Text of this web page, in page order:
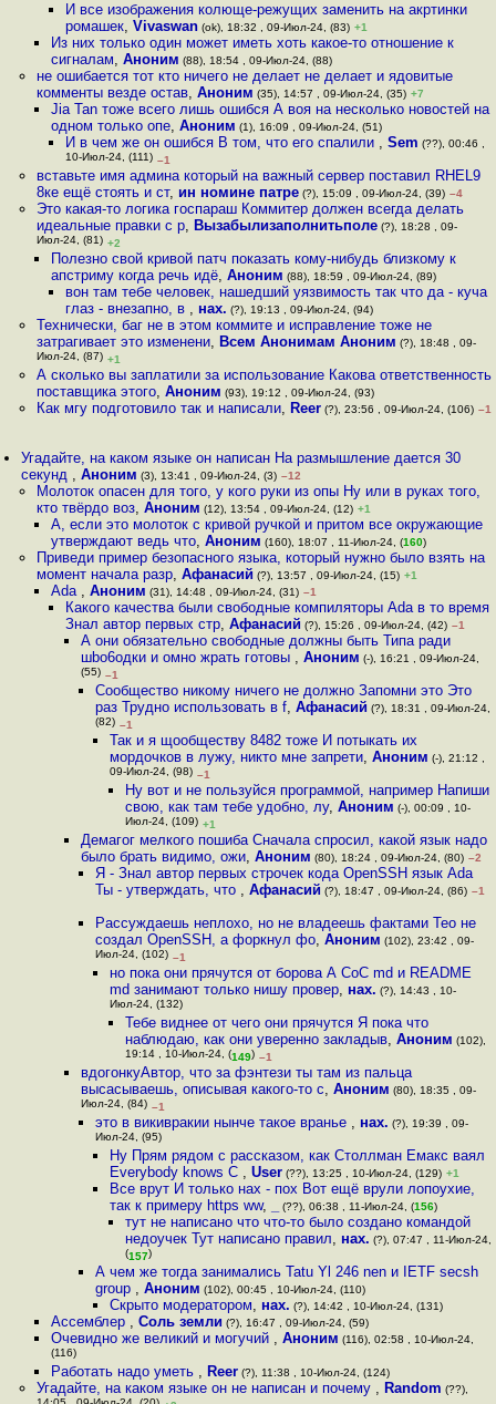
И все изображения колюще-режущих заменить на акртинки
ромашек,Vivaswan (ok), 18:32 , 09-Июл-24, (83) +1
Из них только один может иметь хоть какое-то отношение к
сигналам, Аноним (88), 18:54 , 09-Июл-24, (88)
не ошибается тот кто ничего не делает не делает и ядовитые
комменты везде остав, Аноним (35), 14:57 , 09-Июл-24, (35) +7
Jia Tan тоже всего лишь ошибся А воя на несколько новостей на
одном только опе, Аноним (1), 16:09 , 09-Июл-24, (51)
И в чем же он ошибся В том, что его спалили ,Sem (??), 00:46 ,
10-Июл-24, (111) –1
вставьте имя админа который на важный сервер поставил RHEL9
8ке ещё стоять и ст, ин номине патре(?), 15:09 , 09-Июл-24, (39) –4
Это какая-то логика госпараш Коммитер должен всегда делать
идеальные правки с р, Вызабылизаполнитьполе(?), 18:28 , 09-
Июл-24, (81) +2
Полезно свой кривой патч показать кому-нибудь близкому к
апстриму когда речь идё, Аноним (88), 18:59 , 09-Июл-24, (89)
вон там тебе человек, нашедший уязвимость так что да - куча
глаз - внезапно, в , нах. (?), 19:13 , 09-Июл-24, (94)
Технически, баг не в этом коммите и исправление тоже не
затрагивает это изменени, Всем Анонимам Аноним (?), 18:48 , 09-
Июл-24, (87) +1
А сколько вы заплатили за использование Какова ответственность
поставщика этого, Аноним (93), 19:12 , 09-Июл-24, (93)
Как мгу подготовило так и написали, Reer(?), 23:56 , 09-Июл-24, (106) –1
Угадайте, на каком языке он написан На размышление дается 30
секунд ,Аноним (3), 13:41 , 09-Июл-24, (3) –12
Молоток опасен для того, у кого руки из опы Ну или в руках того,
кто твёрдо воз, Аноним (12), 13:54 , 09-Июл-24, (12) +1
А, если это молоток с кривой ручкой и притом все окружающие
утверждают ведь что, Аноним (160), 18:07 , 11-Июл-24, (160)
Приведи пример безопасного языка, который нужно было взять на
момент начала разр, Афанасий (?), 13:57 , 09-Июл-24, (15) +1
Ada , Аноним (31), 14:48 , 09-Июл-24, (31) –1
Какого качества были свободные компиляторы Ada в то время
Знал автор первых стр,Афанасий (?), 15:26 , 09-Июл-24, (42) –1
А они обязательно свободные должны быть Типа ради
шbo6oдки и омно жрать готовы , Аноним (-), 16:21 , 09-Июл-24,
(55) –1
Сообщество никому ничего не должно Запомни это Это
раз Трудно использовать в f, Афанасий (?), 18:31 , 09-Июл-24,
(82) –1
Так и я щообществу 8482 тоже И потыкать их
мордочков в лужу, никто мне запрети,Аноним (-), 21:12 ,
09-Июл-24, (98) –1
Ну вот и не пользуйся программой, например Напиши
свою, как там тебе удобно, лу, Аноним (-), 00:09 , 10-
Июл-24, (109) +1
Демагог мелкого пошиба Сначала спросил, какой язык надо
было брать видимо, ожи, Аноним (80), 18:24 , 09-Июл-24, (80) –2
Я - Знал автор первых строчек кода OpenSSH язык Ada
Ты - утверждать, что , Афанасий (?), 18:47 , 09-Июл-24, (86) –1
Рассуждаешь неплохо, но не владеешь фактами Тео не
создал OpenSSH, а форкнул фо, Аноним (102), 23:42 , 09-
Июл-24, (102) –1
но пока они прячутся от борова А CoC md и README
md занимают только нишу провер, нах. (?), 14:43 , 10-
Июл-24, (132)
Тебе виднее от чего они прячутся Я пока что
наблюдаю, как они уверенно закладыв, Аноним (102),
19:14 , 10-Июл-24, (149) –1
вдогонкуАвтор, что за фэнтези ты там из пальца
высасываешь, описывая какого-то с, Аноним (80), 18:35 , 09-
Июл-24, (84) –1
это в викивракии нынче такое вранье , нах. (?), 19:39 , 09-
Июл-24, (95)
Ну Прям рядом с рассказом, как Столлман Емакс ваял
Everybody knows C ,User (??), 13:25 , 10-Июл-24, (129) +1
Все врут И только нах - пох Вот ещё врули лопоухие,
так к примеру https ww, (??), 06:38 , 11-Июл-24, (156)
тут не написано что что-то было создано командой
недоучек Тут написано правил, нах. (?), 07:47 , 11-Июл-24,
(157)
А чем же тогда занимались Tatu Yl 246 nen и IETF secsh
group , Аноним (102), 00:45 , 10-Июл-24, (110)
Скрыто модератором, нах. (?), 14:42 , 10-Июл-24, (131)
Ассемблер , Соль земли (?), 16:47 , 09-Июл-24, (59)
Очевидно же великий и могучий , Аноним (116), 02:58 , 10-Июл-24,
(116)
Работать надо уметь , Reer(?), 11:38 , 10-Июл-24, (124)
Угадайте, на каком языке он не написан и почему , Random (??),